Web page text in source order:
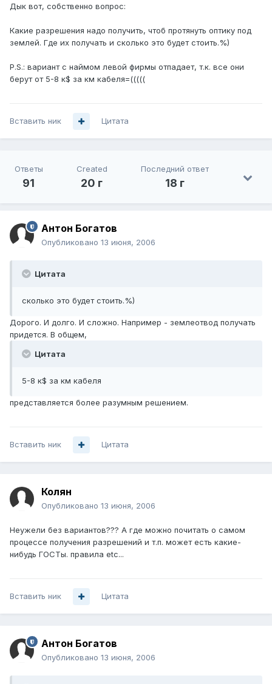
Дык вот, собственно вопрос:
Какие разрешения надо получить, чтоб протянуть оптику под
землей. Где их получать и сколько это будет стоить.%)
P.S.: вариант с наймом левой фирмы отпадает, т.к. все они
берут от 5-8 к$ за км кабеля=(((((
Вставить ник Цитата
Ответы
91
Created
20 г
Последний ответ
18 г
Антон Богатов
Опубликовано 13 июня, 2006
Цитата
сколько это будет стоить.%)
Дорого. И долго. И сложно. Например - землеотвод получать
придется. В общем,
Цитата
5-8 к$ за км кабеля
представляется более разумным решением.
Вставить ник Цитата
Колян
Опубликовано 13 июня, 2006
Неужели без вариантов??? А где можно почитать о самом
процессе получения разрешений и т.п. может есть какие-
нибудь ГОСТы. правила etc...
Вставить ник Цитата
Антон Богатов
Опубликовано 13 июня, 2006